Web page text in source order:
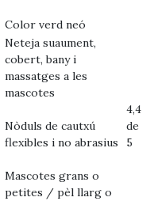
Color verd neó
Neteja suaument,
cobert, bany i
massatges a les
mascotes
Nòduls de cautxú
flexibles i no abrasius
Mascotes grans o
petites / pèl llarg o
4,4
de
5